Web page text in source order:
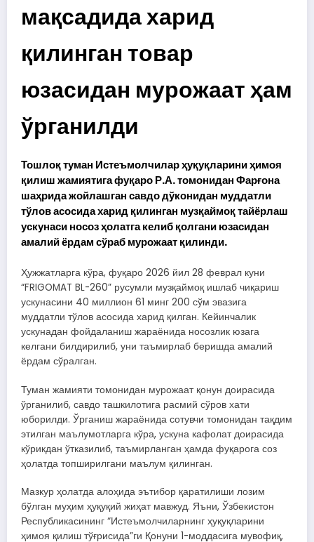
мақсадида харид
қилинган товар
юзасидан мурожаат ҳам
ўрганилди
Тошлоқ туман Истеъмолчилар ҳуқуқларини ҳимоя
қилиш жамиятига фуқаро Р.А. томонидан Фарғона
шаҳрида жойлашган савдо дўконидан муддатли
тўлов асосида харид қилинган музқаймоқ тайёрлаш
ускунаси носоз ҳолатга келиб қолгани юзасидан
амалий ёрдам сўраб мурожаат қилинди.
Ҳужжатларга кўра, фуқаро 2026 йил 28 феврал куни
“FRIGOMAT BL-260” русумли музқаймоқ ишлаб чиқариш
ускунасини 40 миллион 61 минг 200 сўм эвазига
муддатли тўлов асосида харид қилган. Кейинчалик
ускунадан фойдаланиш жараёнида носозлик юзага
келгани билдирилиб, уни таъмирлаб беришда амалий
ёрдам сўралган.
Туман жамияти томонидан мурожаат қонун доирасида
ўрганилиб, савдо ташкилотига расмий сўров хати
юборилди. Ўрганиш жараёнида сотувчи томонидан тақдим
этилган маълумотларга кўра, ускуна кафолат доирасида
кўрикдан ўтказилиб, таъмирланган ҳамда фуқарога соз
ҳолатда топширилгани маълум қилинган.
Мазкур ҳолатда алоҳида эътибор қаратилиши лозим
бўлган муҳим ҳуқуқий жиҳат мавжуд. Яъни, Ўзбекистон
Республикасининг “Истеъмолчиларнинг ҳуқуқларини
ҳимоя қилиш тўғрисида”ги Қонуни 1-моддасига мувофиқ,